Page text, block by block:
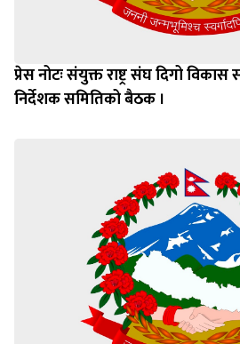
प्रेस नोटः संयुक्त राष्ट्र संघ दिगो विकास
निर्देशक समितिको बैठक ।